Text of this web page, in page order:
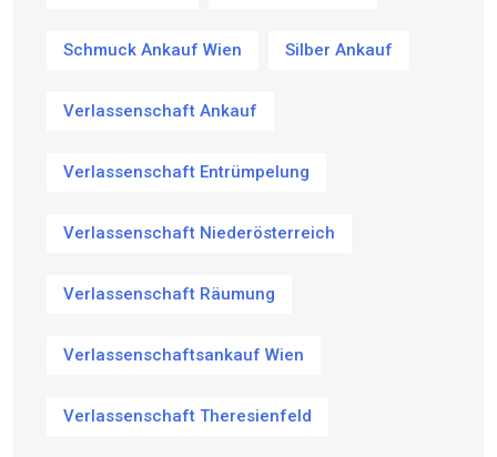
Schmuck Ankauf Wien Silber Ankauf
Verlassenschaft Ankauf
Verlassenschaft Entrümpelung
Verlassenschaft Niederösterreich
Verlassenschaft Räumung
Verlassenschaftsankauf Wien
Verlassenschaft Theresienfeld